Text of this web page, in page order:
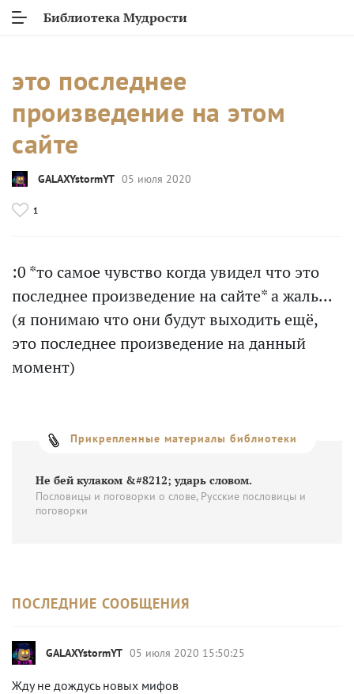
Библиотека Мудрости
это последнее
произведение на этом
сайте
GALAXYstormYT 05 июля 2020
1
:0 *то самое чувство когда увидел что это
последнее произведение на сайте* а жаль...
(я понимаю что они будут выходить ещё,
это последнее произведение на данный
момент)
Прикрепленные материалы библиотеки
Не бей кулаком &#8212; ударь словом.
Пословицы и поговорки о слове, Русские пословицы и
поговорки
ПОСЛЕДНИЕ СООБЩЕНИЯ
GALAXYstormYT 05 июля 2020 15:50:25
Жду не дождусь новых мифов